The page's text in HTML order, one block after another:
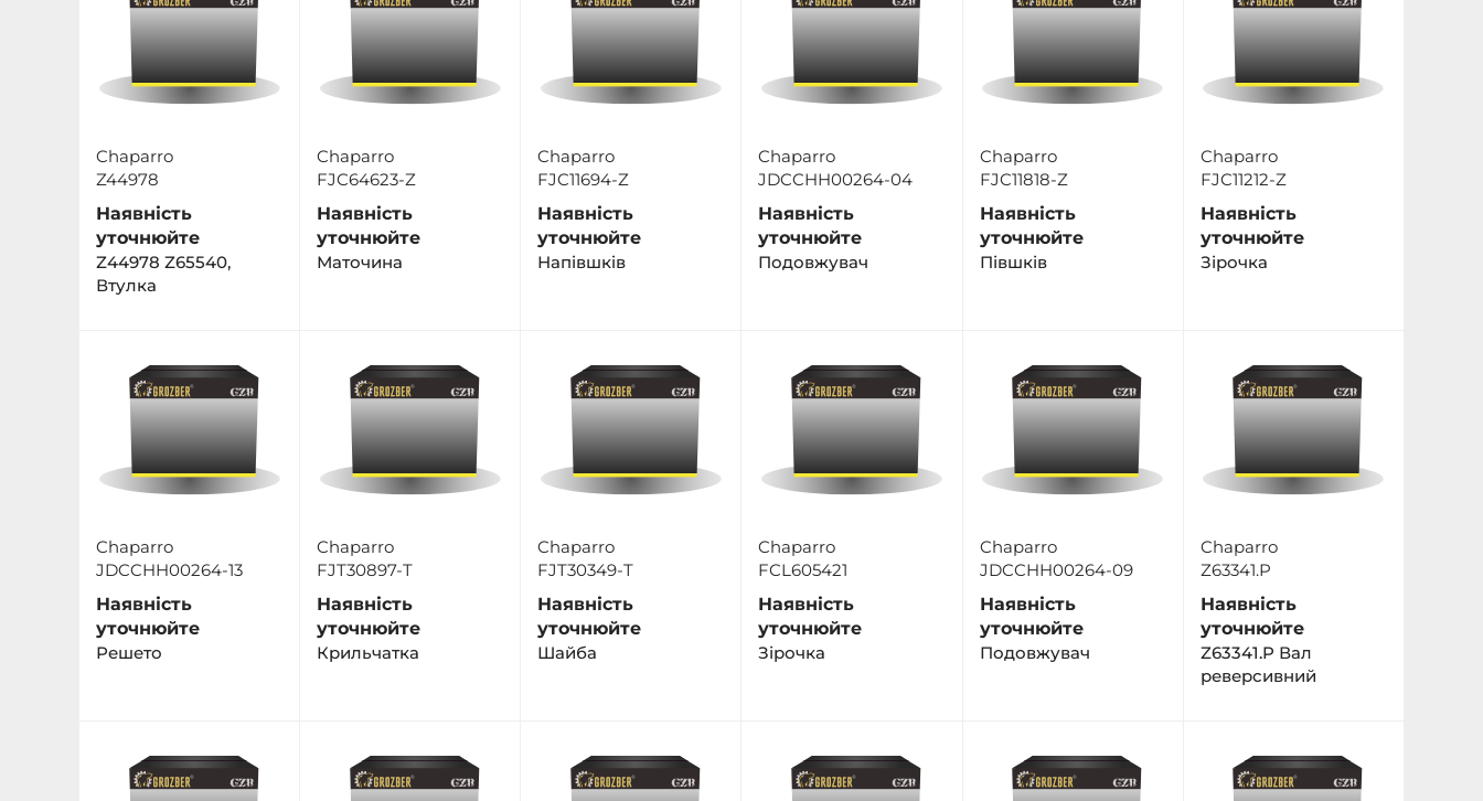
Chaparro
Z44978
Наявність
уточнюйте
Z44978 Z65540,
Втулка
Chaparro
FJC64623-Z
Наявність
уточнюйте
Маточина
Chaparro
FJC11694-Z
Наявність
уточнюйте
Напiвшкiв
Chaparro
JDCCHH00264-04
Наявність
уточнюйте
Подовжувач
Chaparro
FJC11818-Z
Наявність
уточнюйте
Півшків
Chaparro
FJC11212-Z
Наявність
уточнюйте
Зірочка
Chaparro
JDCCHH00264-13
Наявність
уточнюйте
Решето
Chaparro
FJT30897-T
Наявність
уточнюйте
Крильчатка
Chaparro
FJT30349-T
Наявність
уточнюйте
Шайба
Chaparro
FCL605421
Наявність
уточнюйте
Зірочка
Chaparro
JDCCHH00264-09
Наявність
уточнюйте
Подовжувач
Chaparro
Z63341.P
Наявність
уточнюйте
Z63341.P Вал
реверсивний